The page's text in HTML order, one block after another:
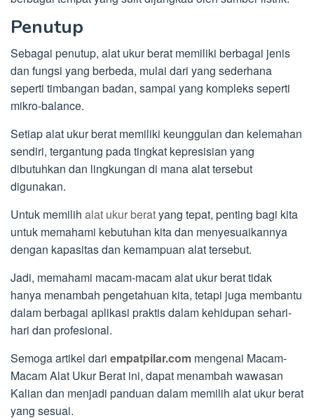
Penutup
Sebagai penutup, alat ukur berat memiliki berbagai jenis
dan fungsi yang berbeda, mulai dari yang sederhana
seperti timbangan badan, sampai yang kompleks seperti
mikro-balance.
Setiap alat ukur berat memiliki keunggulan dan kelemahan
sendiri, tergantung pada tingkat kepresisian yang
dibutuhkan dan lingkungan di mana alat tersebut
digunakan.
Untuk memilih alat ukur beratyang tepat, penting bagi kita
untuk memahami kebutuhan kita dan menyesuaikannya
dengan kapasitas dan kemampuan alat tersebut.
Jadi, memahami macam-macam alat ukur berat tidak
hanya menambah pengetahuan kita, tetapi juga membantu
dalam berbagai aplikasi praktis dalam kehidupan sehari-
hari dan profesional.
Semoga artikel dari empatpilar.com mengenai Macam-
Macam Alat Ukur Berat ini, dapat menambah wawasan
Kalian dan menjadi panduan dalam memilih alat ukur berat
yang sesuai.